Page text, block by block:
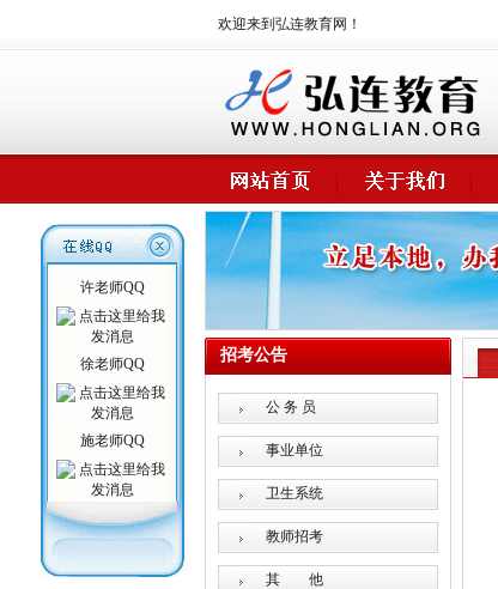
欢迎来到弘连教育网！
招考公告
公 务 员
事业单位
卫生系统
教师招考
其 他
许老师QQ
徐老师QQ
施老师QQ